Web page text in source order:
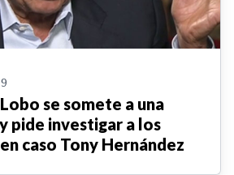
se somete a una
pide investigar a los
caso Tony Hernández